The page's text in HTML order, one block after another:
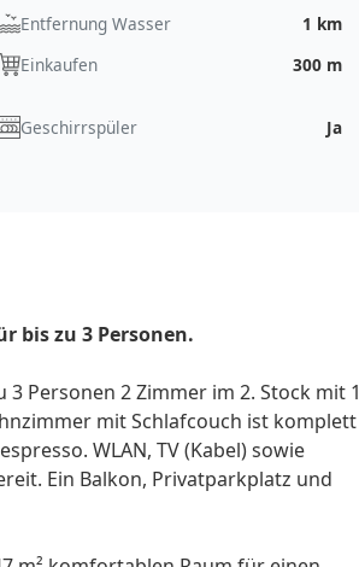
Entfernung Wasser
1 km
Einkaufen
300 m
Geschirrspüler Ja
bis zu 3 Personen.
Personen 2 Zimmer im 2. Stock mit 1
mit Schlafcouch ist komplett
WLAN, TV (Kabel) sowie
Ein Balkon, Privatparkplatz und